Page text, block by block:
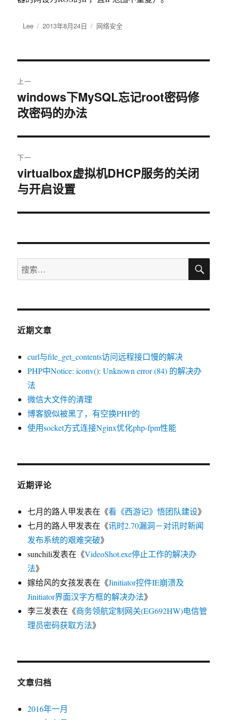
作
Lee
发
2013年8月24日
分
网络安全
章
导
航
上一
上
篇
章：
windows下MySQL忘记root密码修
改密码的办法
下一
下
篇
章：
virtualbox虚拟机DHCP服务的关闭
与开启设置
搜
索：
搜
近期文章
curl与file_get_contents访问远程接口慢的解决
PHP中Notice: iconv(): Unknown error (84) 的解决办
法
微信大文件的清理
博客貌似被黑了，有空换PHP的
使用socket方式连接Nginx优化php-fpm性能
近期评论
七月的路人甲发表在《看《西游记》悟团队建设》
七月的路人甲发表在《讯时2.70漏洞－对讯时新闻
发布系统的艰难突破》
sunchili发表在《VideoShot.exe停止工作的解决办
法》
嫁给风的女孩发表在《Jinitiator控件IE崩溃及
Jinitiator界面汉字方框的解决办法》
李三发表在《商务领航定制网关(EG692HW)电信管
理员密码获取方法》
文章归档
2016年一月